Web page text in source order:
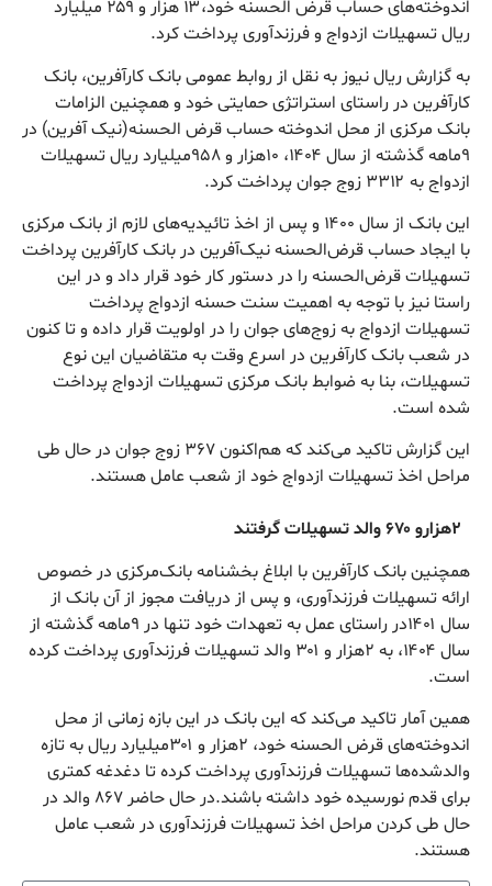
اندوخته‌های حساب قرض الحسنه خود،۱۳ هزار و ۲۵۹ میلیارد
ریال تسهیلات ازدواج و فرزندآوری پرداخت کرد.
به گزارش ریال نیوز به نقل از روابط عمومی بانک کارآفرین، بانک
کارآفرین در راستای استراتژی حمایتی خود و همچنین الزامات
بانک مرکزی از محل اندوخته حساب قرض الحسنه(نیک آفرین) در
۹ماهه گذشته از سال ۱۴۰۴، ۱۰هزار و ۹۵۸میلیارد ریال تسهیلات
ازدواج به ۳۳۱۲ زوج جوان پرداخت کرد.
این بانک از سال ۱۴۰۰ و پس از اخذ تائیدیه‌های لازم از بانک مرکزی
با ایجاد حساب قرض‌الحسنه نیک‌آفرین در بانک کارآفرین پرداخت
تسهیلات قرض‌الحسنه را در دستور کار خود قرار داد و در این
راستا نیز با توجه به اهمیت سنت حسنه ازدواج پرداخت
تسهیلات ازدواج به زوج‌های جوان را در اولویت قرار داده و تا کنون
در شعب بانک کارآفرین در اسرع وقت به متقاضیان این نوع
تسهیلات، بنا به ضوابط بانک مرکزی تسهیلات ازدواج پرداخت
شده است.
این گزارش تاکید می‌کند که هم‌اکنون ۳۶۷ زوج جوان در حال طی
مراحل اخذ تسهیلات ازدواج خود از شعب عامل هستند.
۲هزارو ۶۷۰ والد تسهیلات گرفتند
همچنین بانک کارآفرین با ابلاغ بخشنامه بانک‌مرکزی در خصوص
ارائه تسهیلات فرزندآوری، و پس از دریافت مجوز از آن بانک از
سال ۱۴۰۱در راستای عمل به تعهدات خود تنها در ۹ماهه گذشته از
سال ۱۴۰۴، به ۲هزار و ۳۰۱ والد تسهیلات فرزندآوری پرداخت کرده
است.
همین آمار تاکید می‌کند که این بانک در این بازه زمانی از محل
اندوخته‌های قرض الحسنه خود، ۲هزار و ۳۰۱میلیارد ریال به تازه
والدشده‌ها تسهیلات فرزندآوری پرداخت کرده تا دغدغه کمتری
برای قدم نورسیده خود داشته باشند.در حال حاضر ۸۶۷ والد در
حال طی کردن مراحل اخذ تسهیلات فرزندآوری در شعب عامل
هستند.